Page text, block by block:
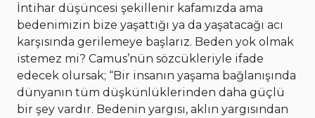
İntihar düşüncesi şekillenir kafamızda ama
bedenimizin bize yaşattığı ya da yaşatacağı acı
karşısında gerilemeye başlarız. Beden yok olmak
istemez mi? Camus’nün sözcükleriyle ifade
edecek olursak; “Bir insanın yaşama bağlanışında
dünyanın tüm düşkünlüklerinden daha güçlü
bir şey vardır. Bedenin yargısı, aklın yargısından